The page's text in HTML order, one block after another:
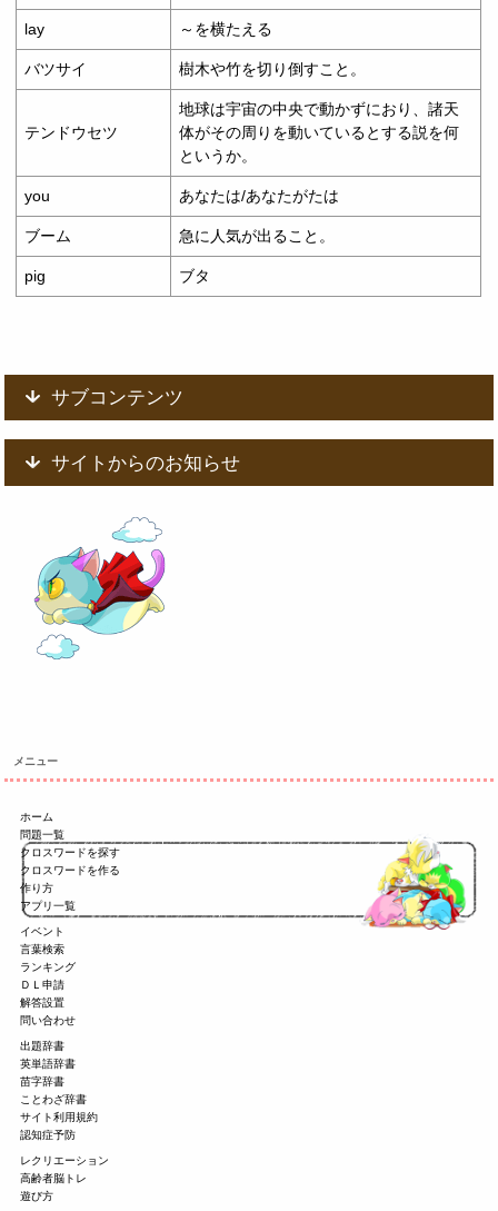
lay ～を横たえる
バツサイ 樹木や竹を切り倒すこと。
テンドウセツ
地球は宇宙の中央で動かずにおり、諸天
体がその周りを動いているとする説を何
というか。
you あなたは/あなたがたは
ブーム 急に人気が出ること。
pig ブタ
サブコンテンツ
サイトからのお知らせ
メニュー
ホーム
問題一覧
クロスワードを探す
クロスワードを作る
作り方
アプリ一覧
イベント
言葉検索
ランキング
ＤＬ申請
解答設置
問い合わせ
出題辞書
英単語辞書
苗字辞書
ことわざ辞書
サイト利用規約
認知症予防
レクリエーション
高齢者脳トレ
遊び方